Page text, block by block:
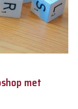
met